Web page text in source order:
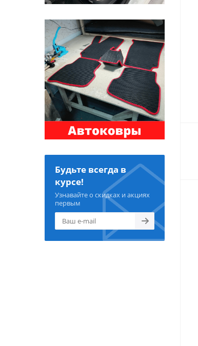
Будьте всегда в
курсе!
Узнавайте о скидках и акциях
первым